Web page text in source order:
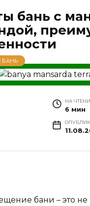
бань с
БАНЬ
НА
6 мин
бани – это не